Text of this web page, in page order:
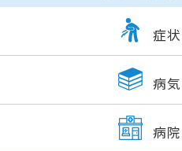
症状
病気
病院